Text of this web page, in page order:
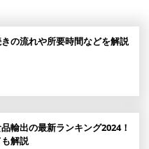
の流れや所要時間などを解説
輸出の最新ランキング2024！
解説